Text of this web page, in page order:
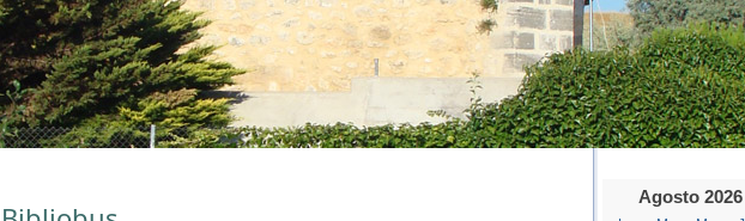
Agosto 2026